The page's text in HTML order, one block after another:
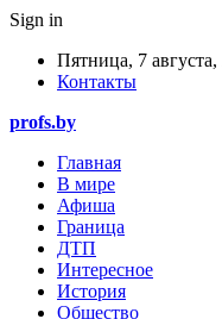
Sign in
Пятница, 7 августа,
Контакты
profs.by
Главная
В мире
Афиша
Граница
ДТП
Интересное
История
Общество